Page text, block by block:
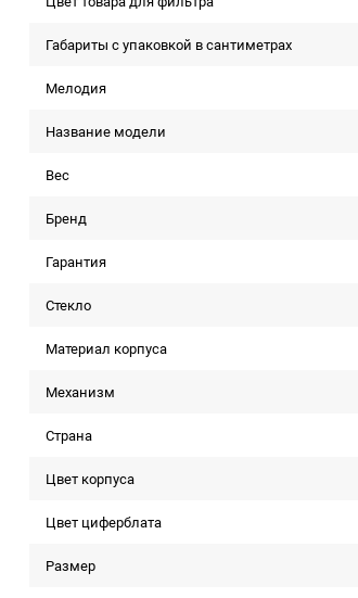
Габариты с упаковкой в сантиметрах
Мелодия
Название модели
Вес
Бренд
Гарантия
Стекло
Материал корпуса
Механизм
Страна
Цвет корпуса
Цвет циферблата
Размер